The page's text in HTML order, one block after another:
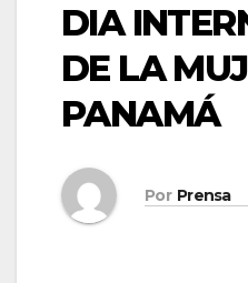
DIA
DE LA
PANAMÁ
Por Prensa